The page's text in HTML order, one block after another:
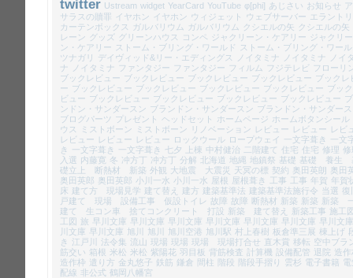
twitter Ustream widget YearCard YouTube φ[phi] あじさい お知らせ
サラスの贖罪 イヤホン イヤホン ウィジェット ウェブサーバー
エラント
カーテンボックス
ガルバリウム ガルバリウム クシエルの矢 クシエルの矢
レーン グッズ グリーンハウス コンペ ジャクリーン・ケアリー ジャクリー
ン・ケアリー ストーム・ブリング・ワールド
ストーム・ブリング・ワー
ツナガリ
デイヴィッド&リー・エディングス ノイタミナ ノイタミナ
ノイ
ナ
ノイタミナ ファンタジー ファンタジー フィルム フジテレビ
フローリ
ブックレビュー ブックレビュー ブックレビュー ブックレビュー ブックレ
ー ブックレビュー ブックレビュー ブックレビュー ブックレビュー ブッ
ビュー ブックレビュー ブックレビュー ブックレビュー ブックレビュー
ンドン・サンダースン ブランドン・サンダースン ブランドン・サンダー
ブログパーツ プレゼント ヘッドセット ホームページ ホームボタンシール
ウス
ミストボーン ミストボーン リノベーション レビュー レビュー レビ
レビュー レビュー レビュー ロックウール ロープウェイ 一文字葺き
一文
き
一文字葺き 一文字葺き 七夕 上棟 中村健治 二階建て 住宅 住宅 修理
入選
内藤寛 冬 冲方丁 冲方丁 分解 北海道 地縄 地鎮祭 基礎 基礎 養生
礎立上 断熱材 新築 外観 大地震 大震災 天冥の標 契約 奥田英朗 奥田
奥田英郎 奥田英郎 小川一水 小川一水 屋根 屋根葺き 工事 工事 年賀 年賀
床 建て方 現場見学 建て替え 建方 建築基準法 建築基準法施行令 当選
復
戸建て 現場 設備工事 仮設トイレ 故障 故障 断熱材 新築 新築
新築
建て 生コン車 捨てコンクリート 打設
新築 建て替え 新築工事 施工
工図 旅 早川文庫 早川文庫 早川文庫 早川文庫 早川文庫 早川文庫 早川文庫
川文庫 早川文庫 旭川 旭川 旭川空港 旭川駅 村上春樹 板倉準三展 棟上げ
き
江戸川 法令集 流山 現場 現場 現場 現場打合せ 直木賞 移転 空中ブラ
筋交い 箱根 米松 米松 紫陽花 羽目板 背筋検査 計算機 設備配管 退院 造作
造作枠 遣り方 金丸悠子 鉄筋 鎌倉 間柱 階段 階段手摺り 雲杉 電子書籍
配線 非公式 鶴岡八幡宮